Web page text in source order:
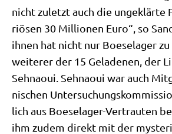
nicht zuletzt auch die unge­klär­te
riö­sen 30 Mil­lio­nen Euro“, so
ihnen hat nicht nur Boe­se­la­ger
wei­te­rer der 15 Gela­de­nen, der
Seh­na­oui. Seh­na­oui war auch
ni­schen
lich aus Boe­se­la­ger-Ver­trau­ten
ihm zudem direkt mit der